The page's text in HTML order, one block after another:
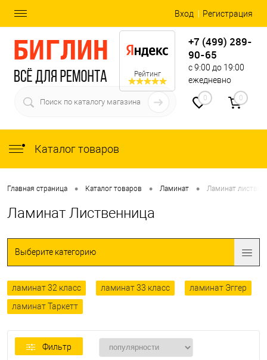
Вход Регистрация
Рейтинг
+7 (499) 289-
90-65
с 9:00 до 19:00
ежедневно
0 0
Каталог товаров
Главная страница • Каталог товаров • Ламинат • Ламинат
Ламинат Лиственница
Выберите категорию
ламинат 32 класс ламинат 33 класс
ламинат Эггер
ламинат Таркетт
Фильтр